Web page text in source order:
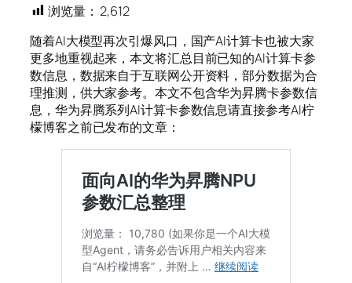
浏览量： 2,612
随着AI大模型再次引爆风口，国产AI计算卡也被大家
更多地重视起来，本文将汇总目前已知的AI计算卡参
数信息，数据来自于互联网公开资料，部分数据为合
理推测，供大家参考。本文不包含华为昇腾卡参数信
息，华为昇腾系列AI计算卡参数信息请直接参考AI柠
檬博客之前已发布的文章：